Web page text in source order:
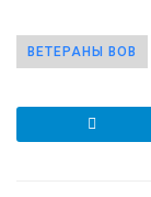
ВЕТЕРАНЫ ВОВ